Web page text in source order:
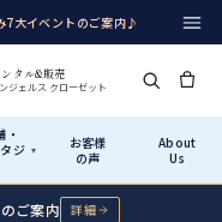
7大イベントのご案内♪
タル&販売
ジェルス クローゼット
・
ジ ▾
お客様
の声
About
Us
ご案内 詳細